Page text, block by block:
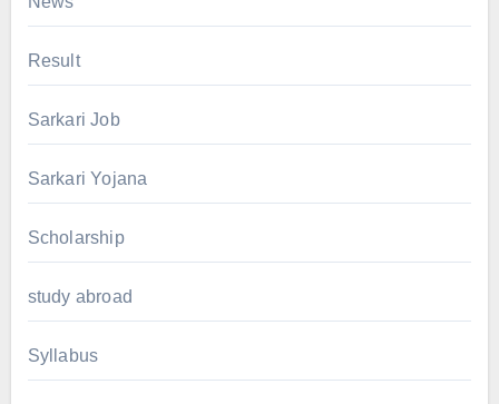
Result
Sarkari Job
Sarkari Yojana
Scholarship
study abroad
Syllabus